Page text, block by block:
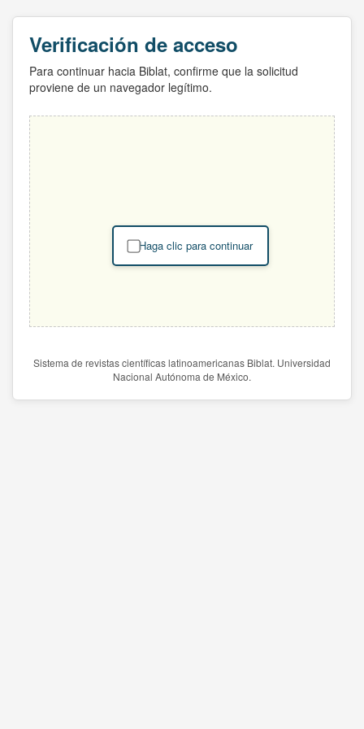
Verificación de acceso
Para continuar hacia Biblat, confirme que la solicitud
proviene de un navegador legítimo.
Haga clic para continuar
Sistema de revistas científicas latinoamericanas Biblat. Universidad
Nacional Autónoma de México.